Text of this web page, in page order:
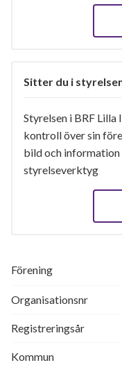
Sitter du i
Styrelsen i BRF
kontroll över sin
bild och
styrelseverktyg
Förening
Organisationsnr
Registreringsår
Kommun